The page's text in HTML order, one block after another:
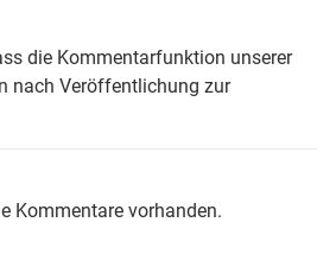
die Kommentarfunktion unserer
nach Veröffentlichung zur
Kommentare vorhanden.